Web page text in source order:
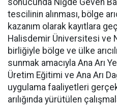
tescilinin alınması, bölge
kazanım olarak kayıtlara
Halisdemir Üniversitesi ve
birliğiyle bölge ve ülke
sunmak amacıyla Ana Arı
Üretim Eğitimi ve Ana Arı
uygulama faaliyetleri
arılığında yürütülen